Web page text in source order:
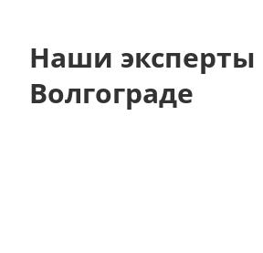
Наши эксперты
Волгограде